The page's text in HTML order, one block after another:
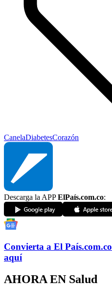
CanelaDiabetesCorazón
Descarga la APPElPaís.com.co:
Convierta a El País.com.co
aquí
AHORA EN Salud